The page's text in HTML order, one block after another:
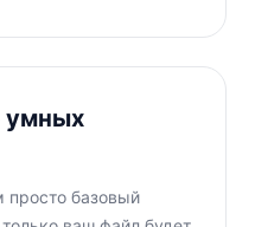
умных
просто базовый